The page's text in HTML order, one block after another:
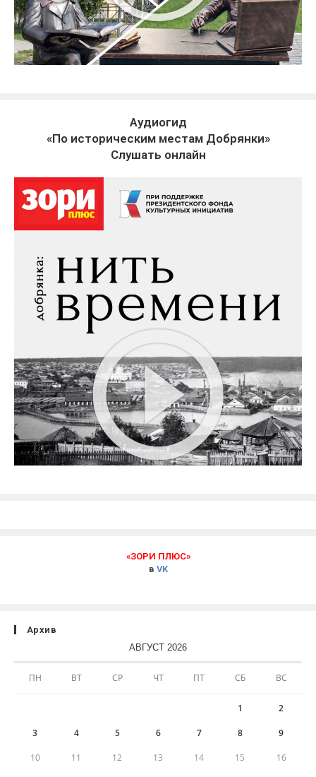
Аудиогид
«По историческим местам Добрянки»
Слушать онлайн
«ЗОРИ ПЛЮС»
в VK
Архив
АВГУСТ 2026
ПН ВТ СР ЧТ ПТ СБ ВС
1 2
3 4 5 6 7 8 9
10 11 12 13 14 15 16